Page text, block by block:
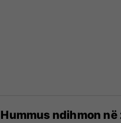
Hummus ndihmon